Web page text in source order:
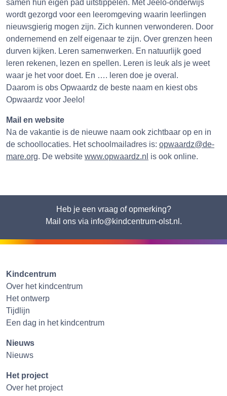
samen hun eigen pad uitstippelen. Met Jeelo-onderwijs
wordt gezorgd voor een leeromgeving waarin leerlingen
nieuwsgierig mogen zijn. Zich kunnen verwonderen. Door
ondernemend en zelf eigenaar te zijn. Over grenzen heen
durven kijken. Leren samenwerken. En natuurlijk goed
leren rekenen, lezen en spellen. Leren is leuk als je weet
waar je het voor doet. En …. leren doe je overal.
Daarom is obs Opwaardz de beste naam en kiest obs
Opwaardz voor Jeelo!
Mail en website
Na de vakantie is de nieuwe naam ook zichtbaar op en in
de schoollocaties. Het schoolmailadres is: opwaardz@de-
mare.org. De website www.opwaardz.nl is ook online.
Heb je een vraag of opmerking?
Mail ons via info@kindcentrum-olst.nl.
Kindcentrum
Over het kindcentrum
Het ontwerp
Tijdlijn
Een dag in het kindcentrum
Nieuws
Nieuws
Het project
Over het project